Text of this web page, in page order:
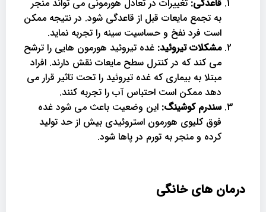
قاعدگی: تغییرات در تعادل هورمونی می تواند منجر
به تجمع مایعات قبل از قاعدگی شود. در نتیجه ممکن
است فرد نفخ و حساسیت سینه را تجربه نماید.
مشکلات تیروئید: غده تیروئید هورمون هایی را ترشح
می کند که در کنترل سطح مایعات نقش دارند. افراد
مبتلا به بیماری که غده تیروئید را تحت تاثیر قرار می
دهد ممکن است احتباس آب را تجربه کنند.
سندرم کوشینگ: این وضعیت باعث می شود غده
فوق کلیوی هورمون استروئیدی بیش از حد تولید
کرده و منجر به تورم در پاها شود.
درمان های خانگی